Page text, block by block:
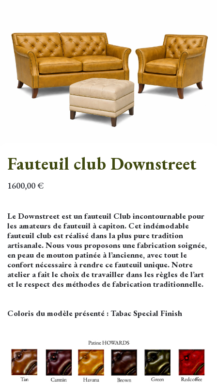
Fauteuil club Downstreet
1600,00€
Le Downstreet est un fauteuil Club incontournable pour
les amateurs de fauteuil à capiton. Cet indémodable
fauteuil club est réalisé dans la plus pure tradition
artisanale. Nous vous proposons une fabrication soignée,
en peau de mouton patinée à l’ancienne, avec tout le
confort nécessaire à rendre ce fauteuil unique. Notre
atelier a fait le choix de travailler dans les règles de l’art
et le respect des méthodes de fabrication traditionnelle.
Coloris du modèle présenté : Tabac Special Finish